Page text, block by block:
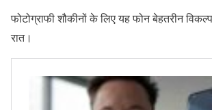
फोटोग्राफी शौकीनों के लिए यह फोन बेहतरीन
रात।